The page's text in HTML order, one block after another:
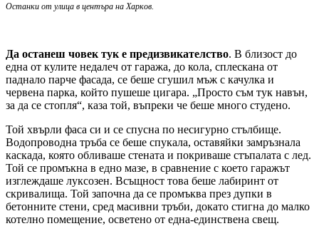
Останки от улица в центъра на Харков.
Да останеш човек тук е предизвикателство. В близост до
една от кулите недалеч от гаража, до кола, сплескана от
паднало парче фасада, се беше сгушил мъж с качулка и
червена парка, който пушеше цигара. „Просто съм тук навън,
за да се стопля“, каза той, въпреки че беше много студено.
Той хвърли фаса си и се спусна по несигурно стълбище.
Водопроводна тръба се беше спукала, оставяйки замръзнала
каскада, която обливаше стената и покриваше стъпалата с лед.
Той се промъкна в едно мазе, в сравнение с което гаражът
изглеждаше луксозен. Всъщност това беше лабиринт от
скривалища. Той започна да се промъква през дупки в
бетонните стени, сред масивни тръби, докато стигна до малко
котелно помещение, осветено от една-единствена свещ.